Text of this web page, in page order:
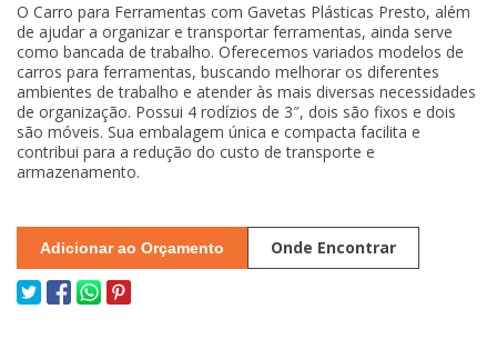
O Carro para Ferramentas com Gavetas Plásticas Presto, além
de ajudar a organizar e transportar ferramentas, ainda serve
como bancada de trabalho. Oferecemos variados modelos de
carros para ferramentas, buscando melhorar os diferentes
ambientes de trabalho e atender às mais diversas necessidades
de organização. Possui 4 rodízios de 3″, dois são fixos e dois
são móveis. Sua embalagem única e compacta facilita e
contribui para a redução do custo de transporte e
armazenamento.
Adicionar ao Orçamento Onde Encontrar